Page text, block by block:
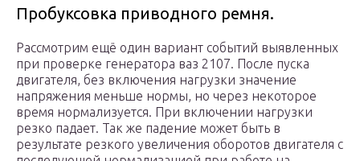
Пробуксовка приводного ремня.
Рассмотрим ещё один вариант событий выявленных
при проверке генератора ваз 2107. После пуска
двигателя, без включения нагрузки значение
напряжения меньше нормы, но через некоторое
время нормализуется. При включении нагрузки
резко падает. Так же падение может быть в
результате резкого увеличения оборотов двигателя с